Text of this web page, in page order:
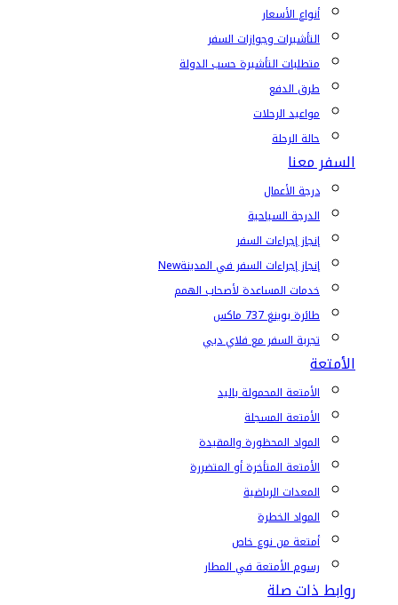
أنواع الأسعار
التأشيرات وجوازات السفر
متطلبات التأشيرة حسب الدولة
طرق الدفع
مواعيد الرحلات
حالة الرحلة
السفر معنا
درجة الأعمال
الدرجة السياحية
إنجاز إجراءات السفر
إنجاز إجراءات السفر في المدينةNew
خدمات المساعدة لأصحاب الهمم
طائرة بوينغ 737 ماكس
تجربة السفر مع فلاي دبي
الأمتعة
الأمتعة المحمولة باليد
الأمتعة المسجلة
المواد المحظورة والمقيدة
الأمتعة المتأخرة أو المتضررة
المعدات الرياضية
المواد الخطرة
أمتعة من نوع خاص
رسوم الأمتعة في المطار
روابط ذات صلة